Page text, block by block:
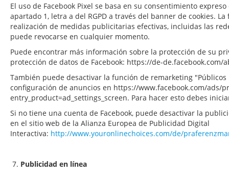
El uso de Facebook Pixel se basa en su consentimiento
apartado 1, letra a del RGPD a través del banner de cookies.
realización de medidas publicitarias efectivas, incluidas las
puede revocarse en cualquier momento.
Puede encontrar más información sobre la protección de su
protección de datos de Facebook: https://de-de.facebook.com/
También puede desactivar la función de remarketing
configuración de anuncios en https://www.facebook.com/ads/
entry_product=ad_settings_screen. Para hacer esto debes
Si no tiene una cuenta de Facebook, puede desactivar la
en el sitio web de la Alianza Europea de Publicidad Digital
Interactiva: http://www.youronlinechoices.com/de/
7. Publicidad en línea